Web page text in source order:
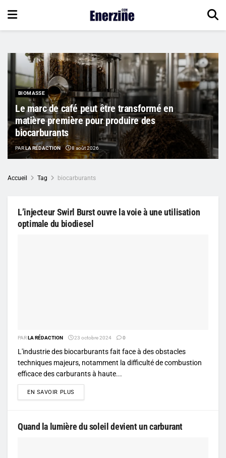
BIOMASSE
Le marc de café peut être transformé en
matière première pour produire des
biocarburants
PARLA RÉDACTION 8 août 2026
Accueil Tag biocarburants
L’injecteur Swirl Burst ouvre la voie à une utilisation
optimale du biodiesel
PARLA RÉDACTION 23 octobre 2024 0
L'industrie des biocarburants fait face à des obstacles
techniques majeurs, notamment la difficulté de combustion
efficace des carburants à haute...
EN SAVOIR PLUS
Quand la lumière du soleil devient un carburant